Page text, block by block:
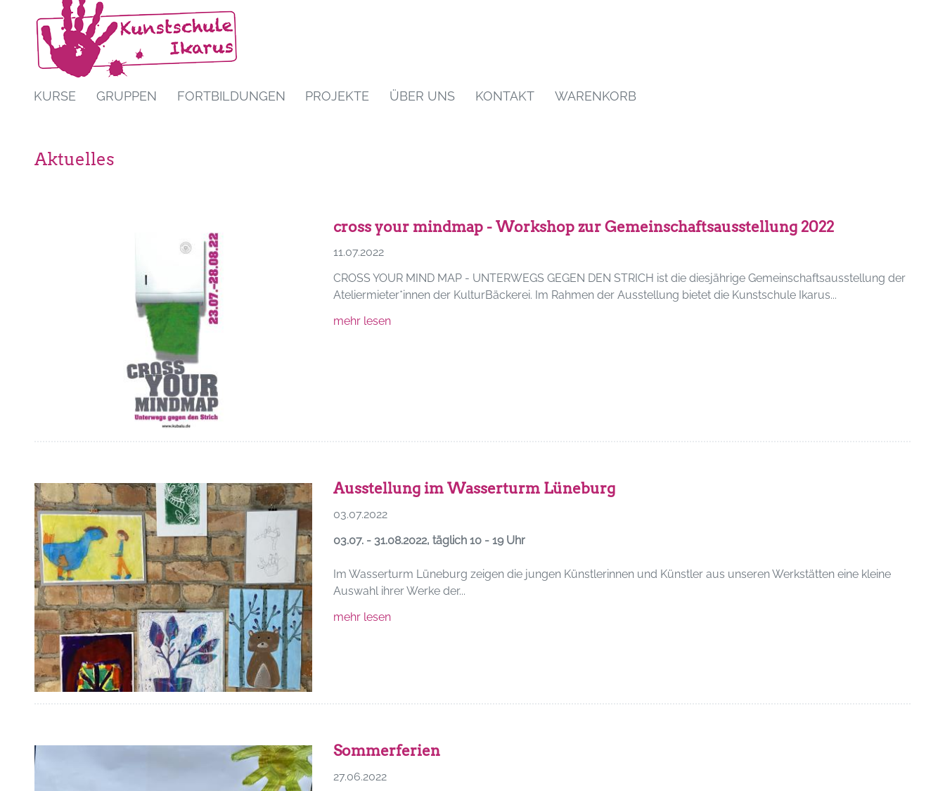
KURSE GRUPPEN FORTBILDUNGEN PROJEKTE ÜBER UNS KONTAKT WARENKORB
Aktuelles
cross your mindmap - Workshop zur Gemeinschaftsausstellung 2022
11.07.2022
CROSS YOUR MIND MAP - UNTERWEGS GEGEN DEN STRICH ist die diesjährige Gemeinschaftsausstellung der
Ateliermieter*innen der KulturBäckerei. Im Rahmen der Ausstellung bietet die Kunstschule Ikarus...
mehr lesen
Ausstellung im Wasserturm Lüneburg
03.07.2022
03.07. - 31.08.2022, täglich 10 - 19 Uhr
Im Wasserturm Lüneburg zeigen die jungen Künstlerinnen und Künstler aus unseren Werkstätten eine kleine
Auswahl ihrer Werke der...
mehr lesen
Sommerferien
27.06.2022